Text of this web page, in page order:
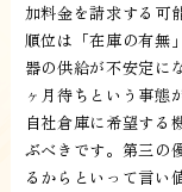
加料金を請求する可
順位は「在庫の有無
器の供給が不安定に
ヶ月待ちという事態
自社倉庫に希望する
ぶべきです。第三の
るからといって言い